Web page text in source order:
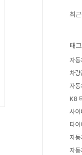
최
태그
자
차량
자동
K8
사이
타이
자동
자동